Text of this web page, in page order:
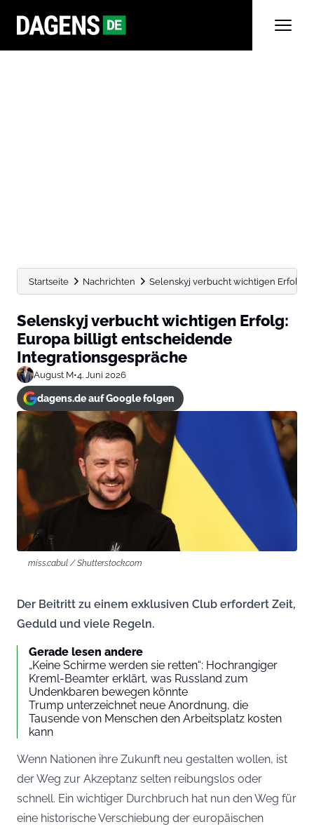
Startseite Nachrichten Selenskyj verbucht wichtigen Erfolg:
Selenskyj verbucht wichtigen Erfolg:
Europa billigt entscheidende
Integrationsgespräche
August M•4. Juni 2026
dagens.de auf Google folgen
miss.cabul / Shutterstock.com
Der Beitritt zu einem exklusiven Club erfordert Zeit,
Geduld und viele Regeln.
Gerade lesen andere
„Keine Schirme werden sie retten“: Hochrangiger
Kreml-Beamter erklärt, was Russland zum
Undenkbaren bewegen könnte
Trump unterzeichnet neue Anordnung, die
Tausende von Menschen den Arbeitsplatz kosten
kann
Wenn Nationen ihre Zukunft neu gestalten wollen, ist
der Weg zur Akzeptanz selten reibungslos oder
schnell. Ein wichtiger Durchbruch hat nun den Weg für
eine historische Verschiebung der europäischen